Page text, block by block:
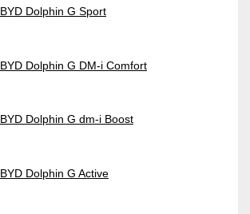
BYD Dolphin G Sport
BYD Dolphin G DM-i Comfort
BYD Dolphin G dm-i Boost
BYD Dolphin G Active